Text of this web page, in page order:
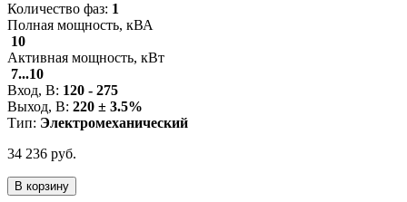
Количество фаз: 1
Полная мощность, кВА
10
Активная мощность, кВт
7...10
Вход, В: 120 - 275
Выход, В: 220 ± 3.5%
Тип: Электромеханический
34 236 руб.
В корзину